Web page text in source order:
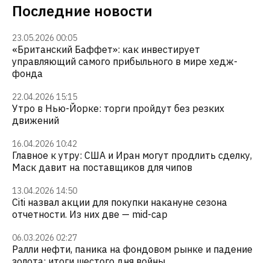
Последние новости
23.05.2026 00:05
«Британский Баффет»: как инвестирует
управляющий самого прибыльного в мире хедж-
фонда
22.04.2026 15:15
Утро в Нью-Йорке: торги пройдут без резких
движений
16.04.2026 10:42
Главное к утру: США и Иран могут продлить сделку,
Маск давит на поставщиков для чипов
13.04.2026 14:50
Citi назвал акции для покупки накануне сезона
отчетности. Из них две — mid-cap
06.03.2026 02:27
Ралли нефти, паника на фондовом рынке и падение